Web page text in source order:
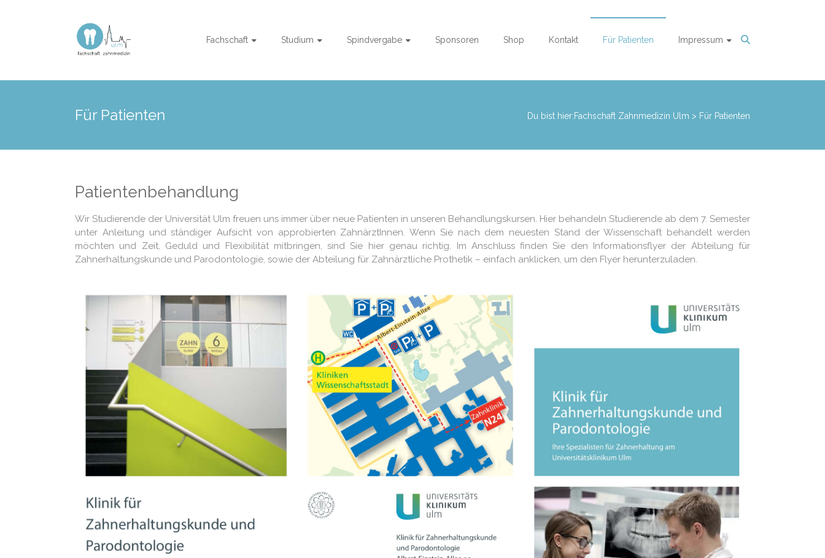
Fachschaft
Zahnmedizin
Fachschaft Studium Spindvergabe Sponsoren Shop Kontakt Für Patienten Impressum
Für Patienten Du bist hier:Fachschaft Zahnmedizin Ulm > Für Patienten
Patientenbehandlung
Wir Studierende der Universität Ulm freuen uns immer über neue Patienten in unseren Behandlungskursen. Hier behandeln Studierende ab dem 7. Semester
unter Anleitung und ständiger Aufsicht von approbierten ZahnärztInnen. Wenn Sie nach dem neuesten Stand der Wissenschaft behandelt werden
möchten und Zeit, Geduld und Flexibilität mitbringen, sind Sie hier genau richtig. Im Anschluss finden Sie den Informationsflyer der Abteilung für
Zahnerhaltungskunde und Parodontologie, sowie der Abteilung für Zahnärztliche Prothetik – einfach anklicken, um den Flyer herunterzuladen.